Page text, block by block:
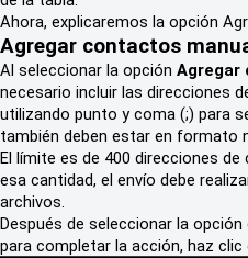
Ahora, explicaremos la opción
Agregar contactos
Al seleccionar la opción Agregar
necesario incluir las direcciones
utilizando punto y coma (;) para
también deben estar en formato
El límite es de 400 direcciones
esa cantidad, el envío debe
archivos.
Después de seleccionar la
para completar la acción, haz clic